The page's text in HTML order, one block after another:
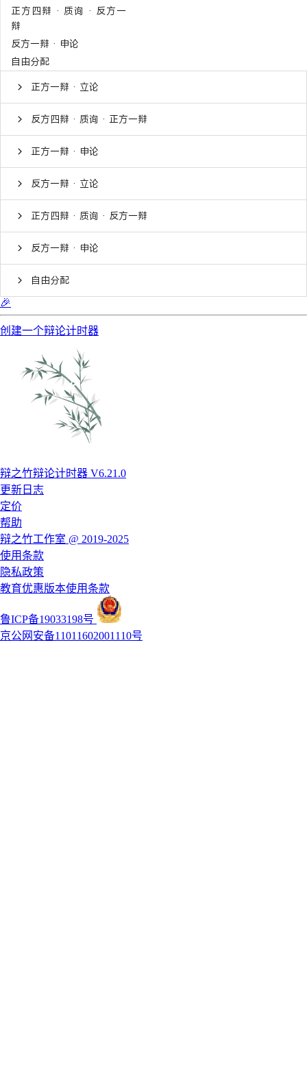
正方四辩 · 质询 · 反方一
辩
反方一辩 · 申论
自由分配
正方一辩 · 立论
反方四辩 · 质询 · 正方一辩
正方一辩 · 申论
反方一辩 · 立论
正方四辩 · 质询 · 反方一辩
反方一辩 · 申论
自由分配
🎉
创建一个辩论计时器
辩之竹辩论计时器 V6.21.0
更新日志
定价
帮助
辩之竹工作室 @ 2019-2025
使用条款
隐私政策
教育优惠版本使用条款
鲁ICP备19033198号
京公网安备11011602001110号